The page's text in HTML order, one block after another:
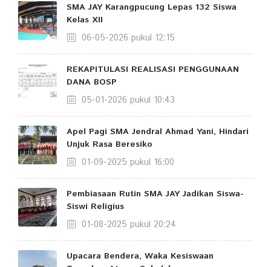
SMA JAY Karangpucung Lepas 132 Siswa
Kelas XII
06-05-2026 pukul 12:15
REKAPITULASI REALISASI PENGGUNAAN
DANA BOSP
05-01-2026 pukul 10:43
Apel Pagi SMA Jendral Ahmad Yani, Hindari
Unjuk Rasa Beresiko
01-09-2025 pukul 16:00
Pembiasaan Rutin SMA JAY Jadikan Siswa-
Siswi Religius
01-08-2025 pukul 20:24
Upacara Bendera, Waka Kesiswaan